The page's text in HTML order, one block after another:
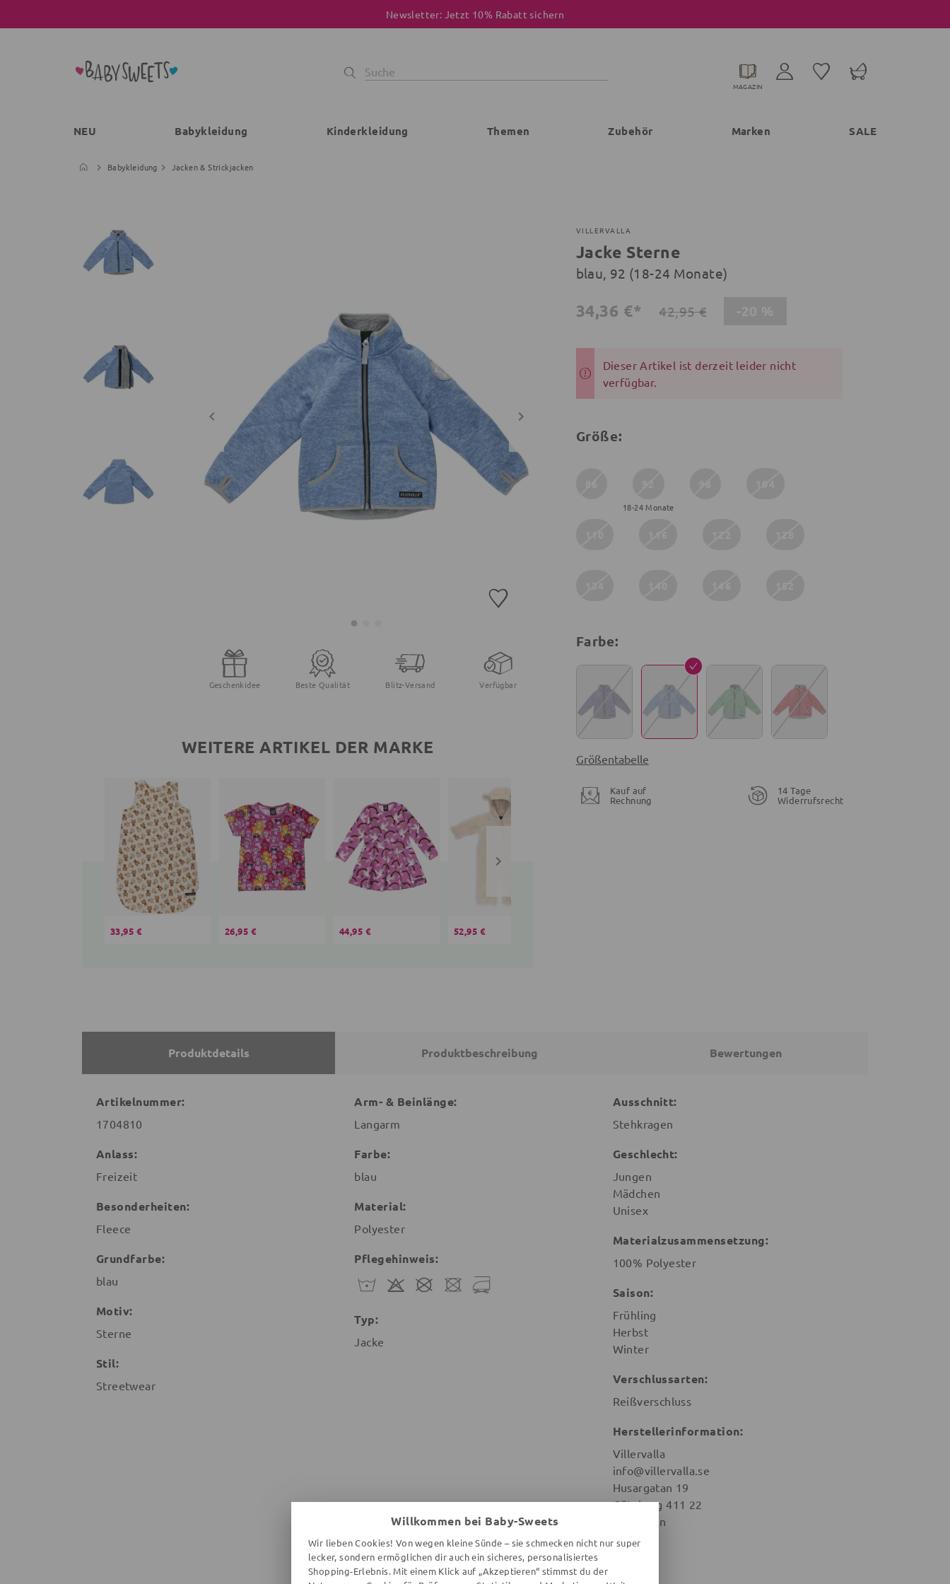
Newsletter: Jetzt 10% Rabatt sichern
MAGAZIN
NEU Babykleidung Kinderkleidung Themen Zubehör Marken SALE
Babykleidung Jacken & Strickjacken
Geschenkidee Beste Qualität Blitz-Versand Verfügbar
WEITERE ARTIKEL DER MARKE
33,95 € 26,95 € 44,95 € 52,95 €
VILLERVALLA
Jacke Sterne
blau, 92 (18-24 Monate)
34,36 €* 42,95 €
Dieser Artikel ist derzeit leider nicht
verfügbar.
Größe:
18-24 Monate
Farbe:
Größentabelle
Kauf auf
Rechnung
14 Tage
Widerrufsrecht
Produktdetails Produktbeschreibung Bewertungen
Artikelnummer:
1704810
Anlass:
Freizeit
Besonderheiten:
Fleece
Grundfarbe:
blau
Motiv:
Sterne
Stil:
Streetwear
Arm- & Beinlänge:
Langarm
Farbe:
blau
Material:
Polyester
Pflegehinweis:
Typ:
Jacke
Ausschnitt:
Stehkragen
Geschlecht:
Jungen
Mädchen
Unisex
Materialzusammensetzung:
100% Polyester
Saison:
Frühling
Herbst
Winter
Verschlussarten:
Reißverschluss
Herstellerinformation:
Villervalla
info@villervalla.se
Husargatan 19
Göteburg 411 22
Schweden
Willkommen bei Baby-Sweets
Wir lieben Cookies! Von wegen kleine Sünde – sie schmecken nicht nur super
lecker, sondern ermöglichen dir auch ein sicheres, personalisiertes
Shopping-Erlebnis. Mit einem Klick auf „Akzeptieren“ stimmst du der